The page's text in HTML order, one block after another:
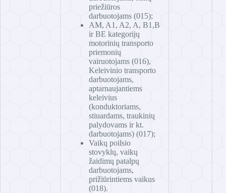
priežiūros
darbuotojams (015);
AM, A1, A2, A, B1,B
ir BE kategorijų
motorinių transporto
priemonių
vairuotojams (016),
Keleivinio transporto
darbuotojams,
aptarnaujantiems
keleivius
(konduktoriams,
stiuardams, traukinių
palydovams ir kt.
darbuotojams) (017);
Vaikų poilsio
stovyklų, vaikų
žaidimų patalpų
darbuotojams,
prižiūrintiems vaikus
(018).